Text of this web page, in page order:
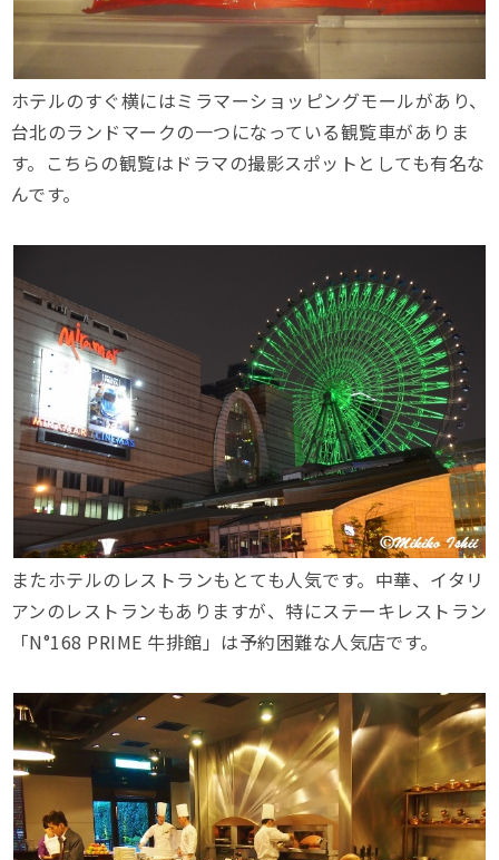
ホテルのすぐ横にはミラマーショッピングモールがあり、
台北のランドマークの一つになっている観覧車がありま
す。こちらの観覧はドラマの撮影スポットとしても有名な
んです。
またホテルのレストランもとても人気です。中華、イタリ
アンのレストランもありますが、特にステーキレストラン
「N°168 PRIME 牛排館」は予約困難な人気店です。